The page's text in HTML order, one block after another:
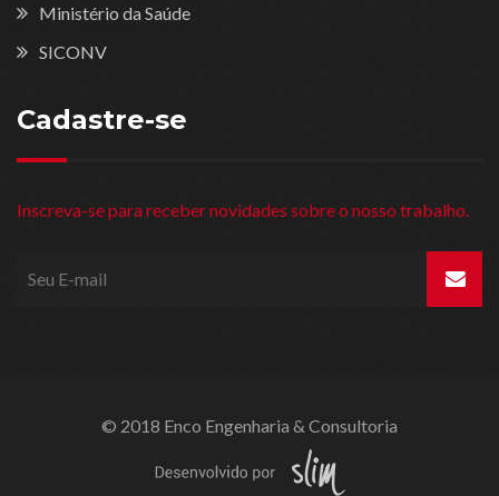
Ministério da Saúde
SICONV
Cadastre-se
Inscreva-se para receber novidades sobre o nosso trabalho.
© 2018 Enco Engenharia & Consultoria